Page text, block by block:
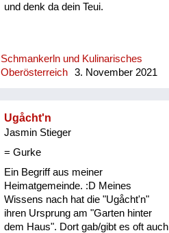
und denk da dein Teui.
Schmankerln und Kulinarisches
Oberösterreich
3. November 2021
Ugåcht'n
Jasmin Stieger
= Gurke
Ein Begriff aus meiner
Heimatgemeinde. :D Meines
Wissens nach hat die "Ugåcht'n"
ihren Ursprung am "Garten hinter
dem Haus". Dort gab/gibt es oft auch